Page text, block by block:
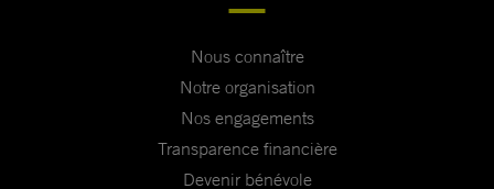
licenciement doivent être
respectés.
Veuillez agréer, Monsieur le Président,
l’expression de ma haute considération.
Nous connaître
Notre organisation
Nos engagements
Transparence financière
Devenir bénévole